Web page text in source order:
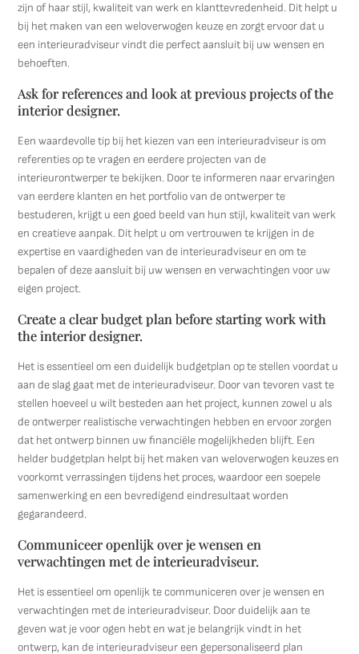
zijn of haar stijl, kwaliteit van werk en klanttevredenheid. Dit helpt u
bij het maken van een weloverwogen keuze en zorgt ervoor dat u
een interieuradviseur vindt die perfect aansluit bij uw wensen en
behoeften.
Ask for references and look at previous projects of the
interior designer.
Een waardevolle tip bij het kiezen van een interieuradviseur is om
referenties op te vragen en eerdere projecten van de
interieurontwerper te bekijken. Door te informeren naar ervaringen
van eerdere klanten en het portfolio van de ontwerper te
bestuderen, krijgt u een goed beeld van hun stijl, kwaliteit van werk
en creatieve aanpak. Dit helpt u om vertrouwen te krijgen in de
expertise en vaardigheden van de interieuradviseur en om te
bepalen of deze aansluit bij uw wensen en verwachtingen voor uw
eigen project.
Create a clear budget plan before starting work with
the interior designer.
Het is essentieel om een duidelijk budgetplan op te stellen voordat u
aan de slag gaat met de interieuradviseur. Door van tevoren vast te
stellen hoeveel u wilt besteden aan het project, kunnen zowel u als
de ontwerper realistische verwachtingen hebben en ervoor zorgen
dat het ontwerp binnen uw financiële mogelijkheden blijft. Een
helder budgetplan helpt bij het maken van weloverwogen keuzes en
voorkomt verrassingen tijdens het proces, waardoor een soepele
samenwerking en een bevredigend eindresultaat worden
gegarandeerd.
Communiceer openlijk over je wensen en
verwachtingen met de interieuradviseur.
Het is essentieel om openlijk te communiceren over je wensen en
verwachtingen met de interieuradviseur. Door duidelijk aan te
geven wat je voor ogen hebt en wat je belangrijk vindt in het
ontwerp, kan de interieuradviseur een gepersonaliseerd plan